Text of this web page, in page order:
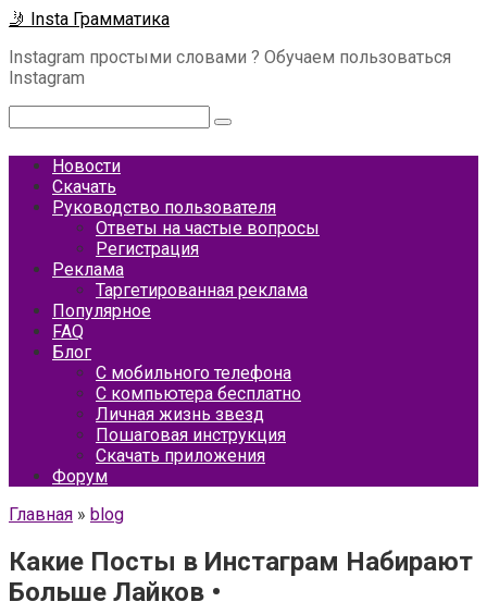
Перейти
контенту
🤳 Insta Грамматика
Instagram простыми словами ? Обучаем пользоваться
Instagram
Новости
Скачать
Руководство пользователя
Ответы на частые вопросы
Регистрация
Реклама
Таргетированная реклама
Популярное
FAQ
Блог
С мобильного телефона
С компьютера бесплатно
Личная жизнь звезд
Пошаговая инструкция
Скачать приложения
Форум
Главная » blog
Какие Посты в Инстаграм Набирают
Больше Лайков •